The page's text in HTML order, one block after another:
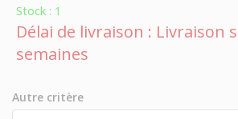
Stock : 1
Délai de livraison : Livraison
semaines
Autre critère